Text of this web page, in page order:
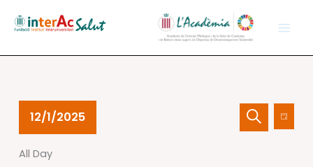
Events
Dec
Events
SearchSearch
Event
Views
Day
12/1/2025
date.
All Day